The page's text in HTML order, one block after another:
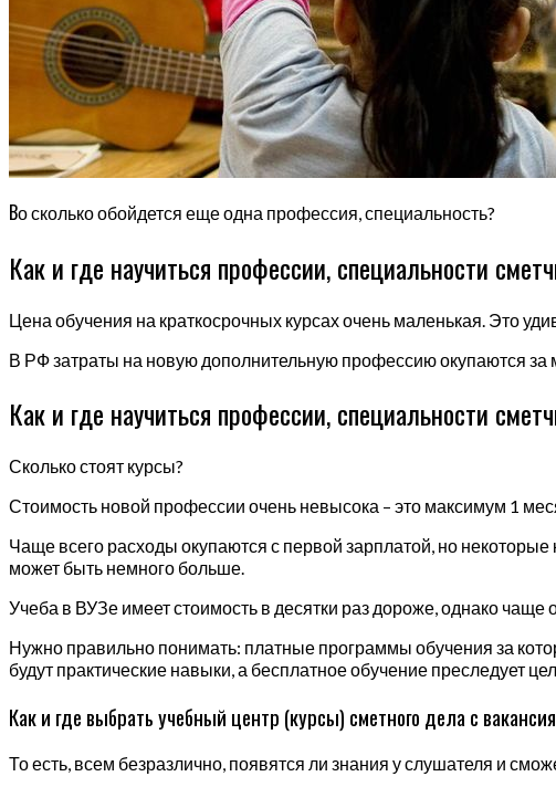
Во сколько обойдется еще одна профессия, специальность?
Как и где научиться профессии, специальности
Цена обучения на краткосрочных курсах очень маленькая. Это
В РФ затраты на новую дополнительную профессию окупаются
Как и где научиться профессии, специальности
Сколько стоят курсы?
Стоимость новой профессии очень невысока – это максимум 1
Чаще всего расходы окупаются с первой зарплатой, но
может быть немного больше.
Учеба в ВУЗе имеет стоимость в десятки раз дороже, однако чаще
Нужно правильно понимать: платные программы обучения за
будут практические навыки, а бесплатное обучение преследует
Как и где выбрать учебный центр (курсы) сметного дела с
То есть, всем безразлично, появятся ли знания у слушателя и